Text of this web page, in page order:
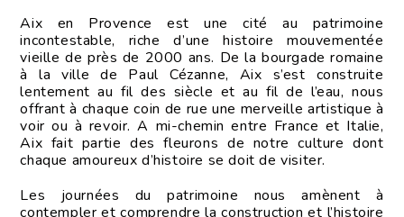
Aix en Provence est une cité au patrimoine
incontestable, riche d’une histoire mouvementée
vieille de près de 2000 ans. De la bourgade romaine
à la ville de Paul Cézanne, Aix s’est construite
lentement au fil des siècle et au fil de l’eau, nous
offrant à chaque coin de rue une merveille artistique à
voir ou à revoir. A mi-chemin entre France et Italie,
Aix fait partie des fleurons de notre culture dont
chaque amoureux d’histoire se doit de visiter.
Les journées du patrimoine nous amènent à
contempler et comprendre la construction et l’histoire